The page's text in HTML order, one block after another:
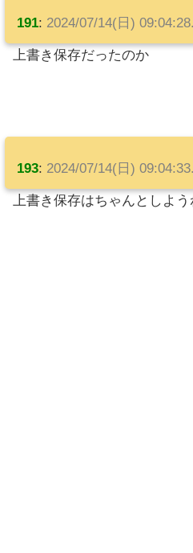
191: 2024/07/14(日)
上書き保存だったのか
193: 2024/07/14(日)
上書き保存はちゃんとしよう